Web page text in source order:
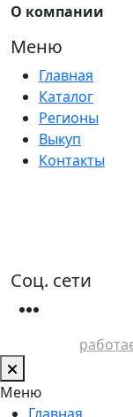
О компании
Меню
Главная
Каталог
Регионы
Выкуп
Контакты
Соц. сети
Меню